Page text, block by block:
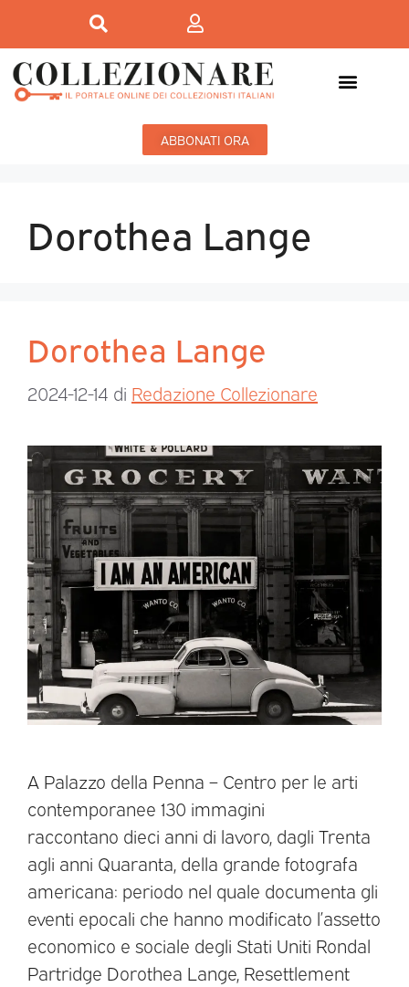
ABBONATI ORA
Dorothea Lange
Dorothea Lange
2024-12-14 di Redazione Collezionare
A Palazzo della Penna – Centro per le arti
contemporanee 130 immagini
raccontano dieci anni di lavoro, dagli Trenta
agli anni Quaranta, della grande fotografa
americana: periodo nel quale documenta gli
eventi epocali che hanno modificato l’assetto
economico e sociale degli Stati Uniti Rondal
Partridge Dorothea Lange, Resettlement